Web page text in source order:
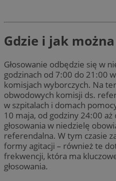
Gdzie i jak można
Głosowanie odbędzie się w
godzinach od 7:00 do 21:00
komisjach wyborczych. Na
obwodowych komisji ds.
w szpitalach i domach
10 maja, od godziny 24:00 aż
głosowania w niedzielę
referendalna. W tym czasie
formy agitacji – również te
frekwencji, która ma
głosowania.